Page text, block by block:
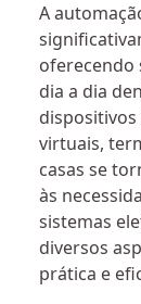
A
oferecendo
dia a dia
virtuais,
casas se
às
sistemas
diversos
prática e